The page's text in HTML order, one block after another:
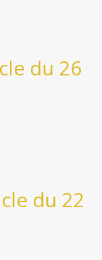
du 26
du 22